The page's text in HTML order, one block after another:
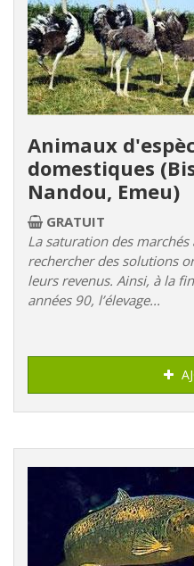
Animaux
domestiques
Nandou, Emeu)
GRATUIT
La saturation des
rechercher des solutions
leurs revenus. Ainsi, à la
années 90, l’élevage...